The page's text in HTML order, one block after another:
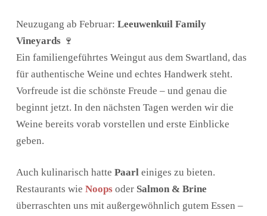
Neuzugang ab Februar: Leeuwenkuil Family
Vineyards🍷
Ein familiengeführtes Weingut aus dem Swartland, das
für authentische Weine und echtes Handwerk steht.
Vorfreude ist die schönste Freude – und genau die
beginnt jetzt. In den nächsten Tagen werden wir die
Weine bereits vorab vorstellen und erste Einblicke
geben.
Auch kulinarisch hatte Paarleiniges zu bieten.
Restaurants wie Noopsoder Salmon & Brine
überraschten uns mit außergewöhnlich gutem Essen –